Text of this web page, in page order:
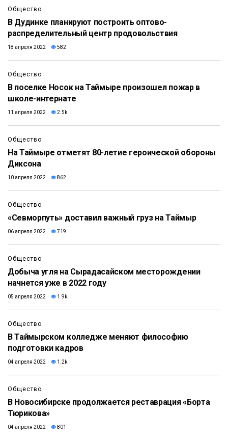
Общество
В Дудинке планируют построить оптово-
распределительный центр продовольствия
18 апреля 2022 582
0:50
Общество
В поселке Носок на Таймыре произошел пожар в
школе-интернате
11 апреля 2022 2.5k
Общество
На Таймыре отметят 80-летие героической обороны
Диксона
10 апреля 2022 862
Общество
«Севморпуть» доставил важный груз на Таймыр
06 апреля 2022 719
Общество
Добыча угля на Сырадасайском месторождении
начнется уже в 2022 году
05 апреля 2022 1.9k
Общество
В Таймырском колледже меняют философию
подготовки кадров
04 апреля 2022 1.2k
Общество
В Новосибирске продолжается реставрация «Борта
Тюрикова»
04 апреля 2022 801